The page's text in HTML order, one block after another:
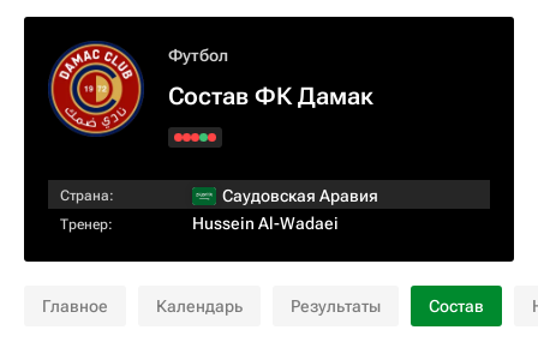
Футбол
Состав ФК Дамак
Страна: Саудовская Аравия
Тренер: Hussein Al-Wadaei
Главное Календарь Результаты Состав